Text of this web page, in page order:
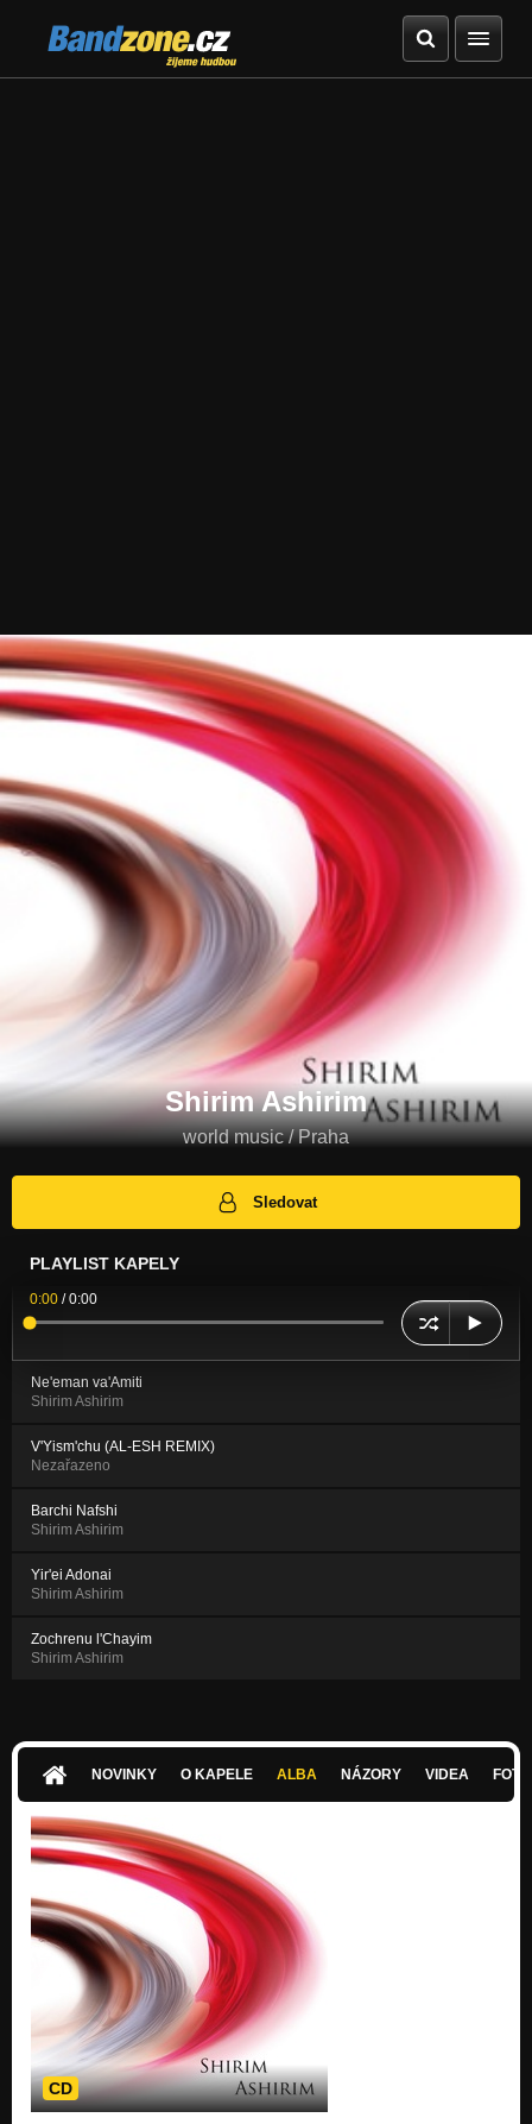
Bandzone.cz
žijeme hudbou
Shirim Ashirim
world music / Praha
Sledovat
PLAYLIST KAPELY
0:00 /0:00
Ne'eman va'Amiti
Shirim Ashirim
V'Yism'chu (AL-ESH REMIX)
Nezařazeno
Barchi Nafshi
Shirim Ashirim
Yir'ei Adonai
Shirim Ashirim
Zochrenu l'Chayim
Shirim Ashirim
NOVINKY O KAPELE ALBA NÁZORY VIDEA
CD